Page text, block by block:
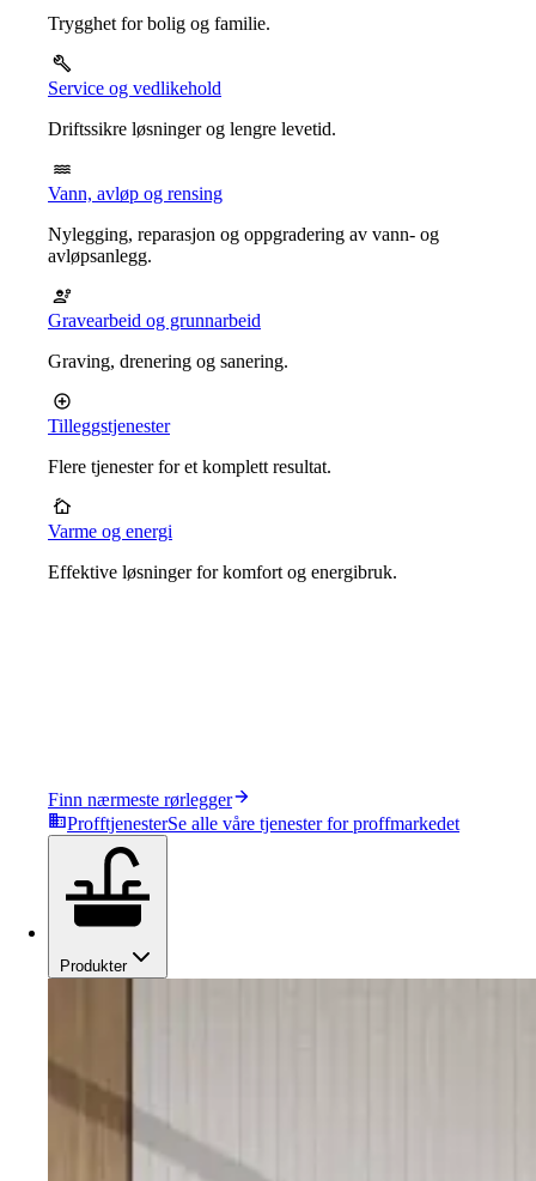
Trygghet for bolig og familie.
Service og vedlikehold
Driftssikre løsninger og lengre levetid.
Vann, avløp og rensing
Nylegging, reparasjon og oppgradering av vann- og
avløpsanlegg.
Gravearbeid og grunnarbeid
Graving, drenering og sanering.
Tilleggstjenester
Flere tjenester for et komplett resultat.
Varme og energi
Effektive løsninger for komfort og energibruk.
Finn nærmeste rørlegger
ProfftjenesterSe alle våre tjenester for proffmarkedet
Produkter